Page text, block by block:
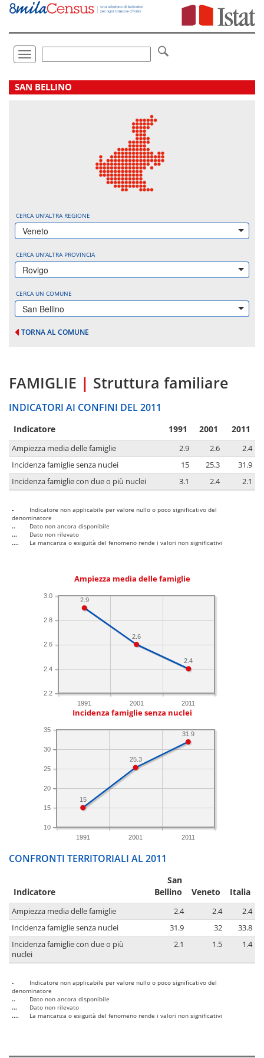
Vai
direttamente
Toggle
navigation
.
SAN BELLINO
CERCA UN'ALTRA REGIONE
Veneto
CERCA UN'ALTRA PROVINCIA
Rovigo
CERCA UN COMUNE
San Bellino
TORNA AL COMUNE
FAMIGLIE | Struttura familiare
INDICATORI AI CONFINI DEL 2011
Indicatore 1991 2001 2011
Ampiezza media delle famiglie 2.9 2.6
2.4
Incidenza famiglie senza nuclei
15 25.3
31.9
Incidenza famiglie con due o più nuclei
3.1 2.4 2.1
-
Indicatore non applicabile per valore nullo o poco significativo del
denominatore
..
Dato non ancora disponibile
...
Dato non rilevato
....
La mancanza o esiguità del fenomeno rende i valori non significativi
Ampiezza media delle famiglie
1991 2001 2011
2.2
2.4
2.6
2.8
3.0
2.4
2.6
2.9
Incidenza famiglie senza nuclei
1991 2001 2011
10
15
20
25
30
35
31.9
25.3
15
CONFRONTI TERRITORIALI AL 2011
Indicatore
San
Bellino
Veneto Italia
Ampiezza media delle famiglie 2.4 2.4
2.4
Incidenza famiglie senza nuclei
31.9 32
33.8
Incidenza famiglie con due o più
nuclei
2.1 1.5 1.4
-
Indicatore non applicabile per valore nullo o poco significativo del
denominatore
..
Dato non ancora disponibile
...
Dato non rilevato
....
La mancanza o esiguità del fenomeno rende i valori non significativi